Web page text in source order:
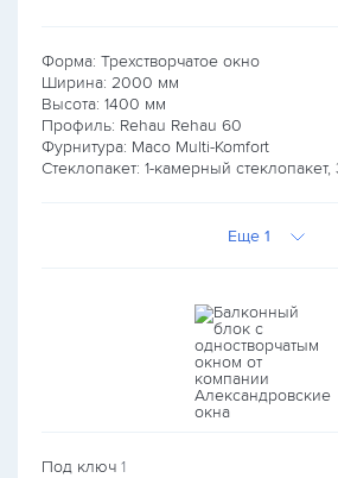
Форма: Трехстворчатое окно
Ширина: 2000 мм
Высота: 1400 мм
Профиль: Rehau Rehau 60
Фурнитура: Maco Multi-Komfort
Стеклопакет: 1-камерный
Еще 1
Под ключ 1